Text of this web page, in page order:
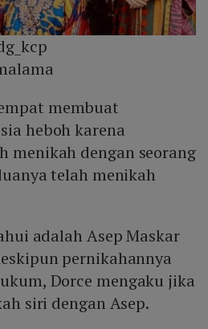
membuat
heboh karena
menikah dengan seorang
telah menikah
adalah Asep Maskar
pernikahannya
Dorce mengaku jika
siri dengan Asep.